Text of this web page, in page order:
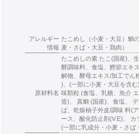
アレルギー
情報
たこめし（小麦・大豆）鯛
麦・さば・大豆・鶏肉）
原材料名
たこめしの素 たこ(国産)、
酵調味料、食塩、鰹節エキ
解物、酵母エキス/加工でん
)、(一部に小麦・大豆を含
味顆粒 (食塩、乳糖、魚介
造)、 真鯛 (国産)、食塩、
ば、乾燥柚子外皮/調味 料(
ース、酸化防止剤(V.E)、 カ
(一部に乳成分・小麦・さ